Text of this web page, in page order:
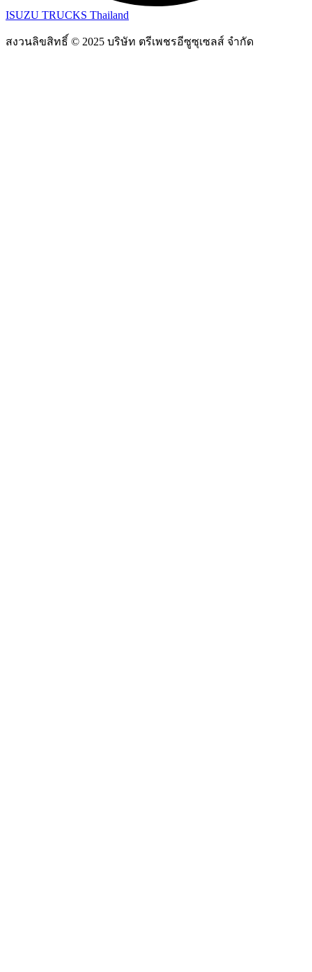
ISUZU TRUCKS Thailand
สงวนลิขสิทธิ์ © 2025 บริษัท ตรีเพชรอีซูซุเซลส์ จำกัด